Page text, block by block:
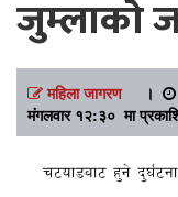
जुम्लाको
महिला जागरण।
मंगलवार १२:३० मा